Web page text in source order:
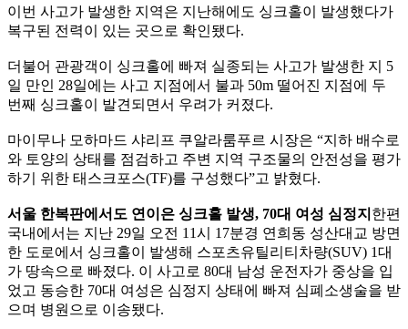
이번 사고가 발생한 지역은 지난해에도 싱크홀이 발생했다가
복구된 전력이 있는 곳으로 확인됐다.
더불어 관광객이 싱크홀에 빠져 실종되는 사고가 발생한 지 5
일 만인 28일에는 사고 지점에서 불과 50m 떨어진 지점에 두
번째 싱크홀이 발견되면서 우려가 커졌다.
마이무나 모하마드 샤리프 쿠알라룸푸르 시장은 “지하 배수로
와 토양의 상태를 점검하고 주변 지역 구조물의 안전성을 평가
하기 위한 태스크포스(TF)를 구성했다”고 밝혔다.
서울 한복판에서도 연이은 싱크홀 발생, 70대 여성 심정지 한편
국내에서는 지난 29일 오전 11시 17분경 연희동 성산대교 방면
한 도로에서 싱크홀이 발생해 스포츠유틸리티차량(SUV) 1대
가 땅속으로 빠졌다. 이 사고로 80대 남성 운전자가 중상을 입
었고 동승한 70대 여성은 심정지 상태에 빠져 심폐소생술을 받
으며 병원으로 이송됐다.